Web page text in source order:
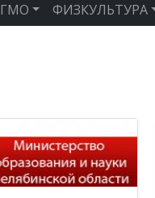
ГМО ФИЗКУЛЬТУРА